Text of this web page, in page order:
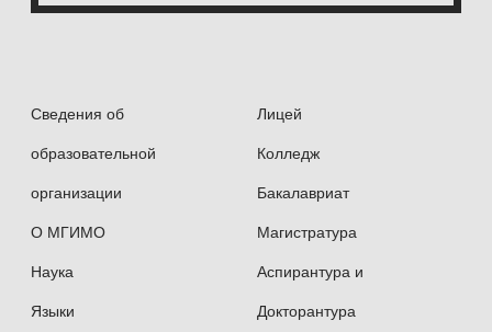
международных исследований (РАМИ)
Участник Международного дискуссионного
Член Наблюдательного совета Ассоциации
региональной молодёжи
Сведения об
образовательной
организации
О МГИМО
Наука
Языки
Лицей
Колледж
Бакалавриат
Магистратура
Аспирантура и
Докторантура